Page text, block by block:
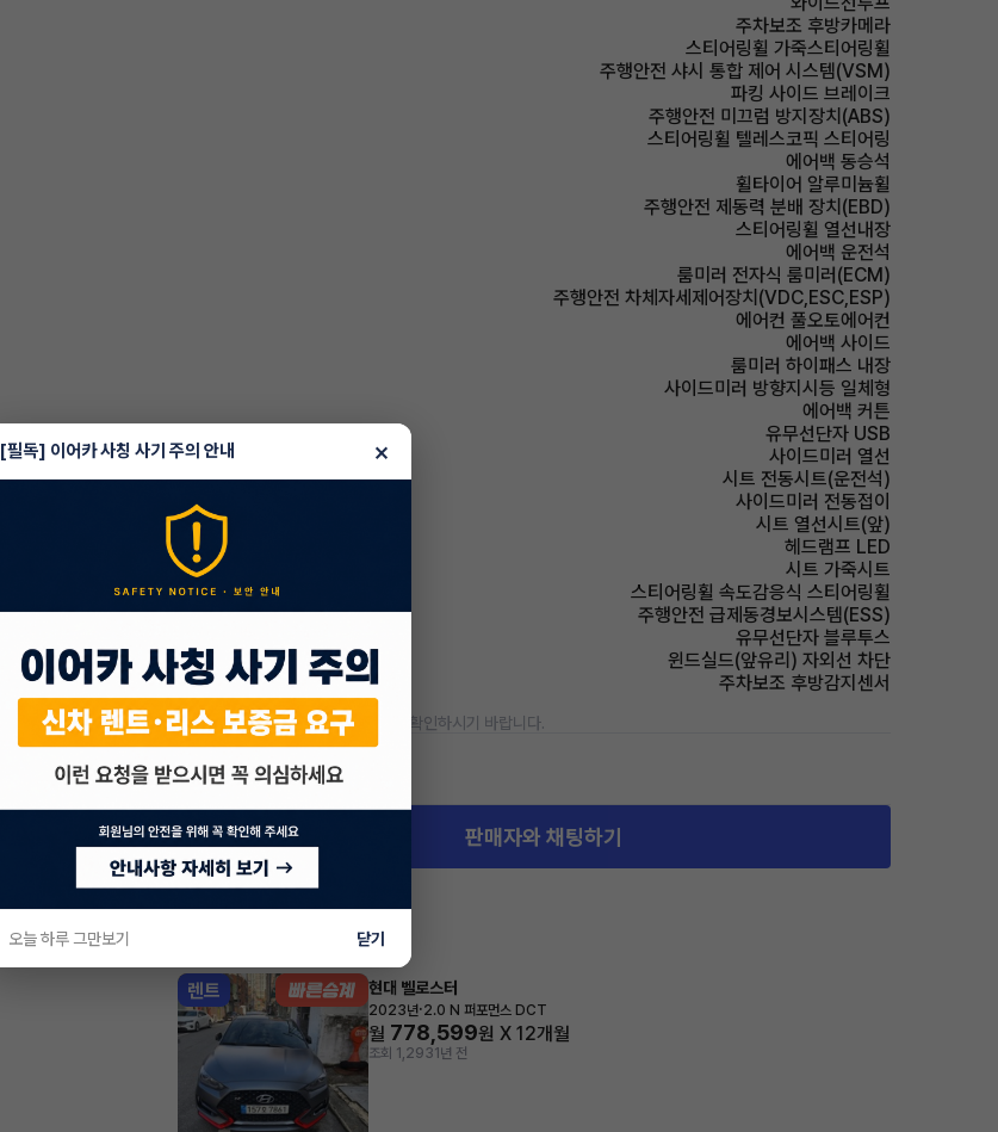
주차보조 후방카메라
스티어링휠 가죽스티어링휠
주행안전 샤시 통합 제어 시스템(VSM)
파킹 사이드 브레이크
주행안전 미끄럼 방지장치(ABS)
스티어링휠 텔레스코픽 스티어링
에어백 동승석
휠타이어 알루미늄휠
주행안전 제동력 분배 장치(EBD)
스티어링휠 열선내장
에어백 운전석
룸미러 전자식 룸미러(ECM)
주행안전 차체자세제어장치(VDC,ESC,ESP)
에어컨 풀오토에어컨
에어백 사이드
룸미러 하이패스 내장
사이드미러 방향지시등 일체형
에어백 커튼
유무선단자 USB
사이드미러 열선
시트 전동시트(운전석)
사이드미러 전동접이
시트 열선시트(앞)
헤드램프 LED
시트 가죽시트
스티어링휠 속도감응식 스티어링휠
주행안전 급제동경보시스템(ESS)
유무선단자 블루투스
윈드실드(앞유리) 자외선 차단
주차보조 후방감지센서
* 정확한 정보는 판매자와 반드시 확인하시기 바랍니다.
차량 위치
경기 오산시 오산동
판매자와 채팅하기
렌트 현대 벨로스터
2023년·2.0 N 퍼포먼스 DCT
월 778,599원 X 12개월
조회 1,2931년 전
[필독] 이어카 사칭 사기 주의 안내 ×
오늘 하루 그만보기 닫기